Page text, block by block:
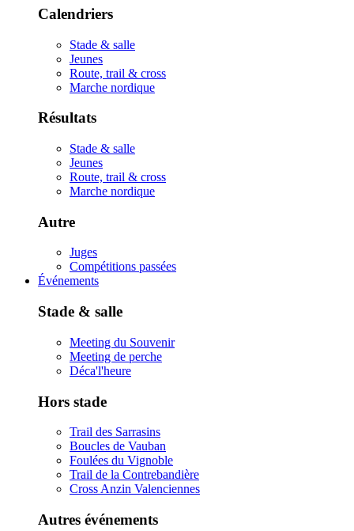
Calendriers
Stade & salle
Jeunes
Route, trail & cross
Marche nordique
Résultats
Stade & salle
Jeunes
Route, trail & cross
Marche nordique
Autre
Juges
Compétitions passées
Événements
Stade & salle
Meeting du Souvenir
Meeting de perche
Déca'l'heure
Hors stade
Trail des Sarrasins
Boucles de Vauban
Foulées du Vignoble
Trail de la Contrebandière
Cross Anzin Valenciennes
Autres événements